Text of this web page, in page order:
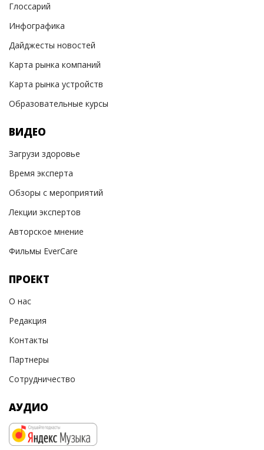
Глоссарий
Инфографика
Дайджесты новостей
Карта рынка компаний
Карта рынка устройств
Образовательные курсы
ВИДЕО
Загрузи здоровье
Время эксперта
Обзоры с мероприятий
Лекции экспертов
Авторское мнение
Фильмы EverCare
ПРОЕКТ
О нас
Редакция
Контакты
Партнеры
Сотрудничество
АУДИО